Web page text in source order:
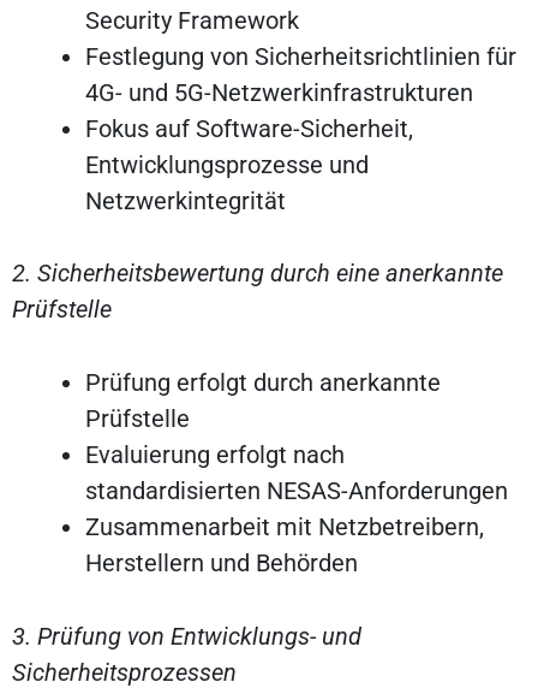
Security Framework
Festlegung von Sicherheitsrichtlinien für
4G- und 5G-Netzwerkinfrastrukturen
Fokus auf Software-Sicherheit,
Entwicklungsprozesse und
Netzwerkintegrität
2. Sicherheitsbewertung durch eine anerkannte
Prüfstelle
Prüfung erfolgt durch anerkannte
Prüfstelle
Evaluierung erfolgt nach
standardisierten NESAS-Anforderungen
Zusammenarbeit mit Netzbetreibern,
Herstellern und Behörden
3. Prüfung von Entwicklungs- und
Sicherheitsprozessen